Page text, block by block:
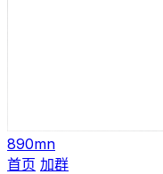
890mn
首页 加群